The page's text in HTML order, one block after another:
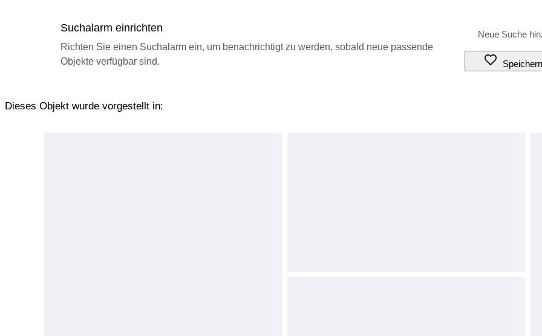
Suchalarm einrichten
Richten Sie einen Suchalarm ein, um benachrichtigt zu werden, sobald neue passende
Objekte verfügbar sind.
Speichern
Dieses Objekt wurde vorgestellt in: